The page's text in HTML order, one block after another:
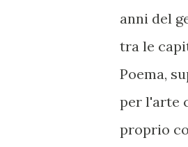
anni del
tra le
Poema,
per l'arte
proprio